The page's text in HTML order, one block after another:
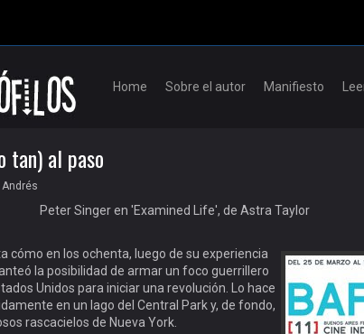
Home Sobre el autor Manifiesto
tan) al paso
Andrés
cómo en los ochenta, luego de su experiencia
la posibilidad de armar un foco guerrillero
Unidos para iniciar una revolución. Lo hace
en un lago del Central Park y, de fondo,
rascacielos de Nueva York.